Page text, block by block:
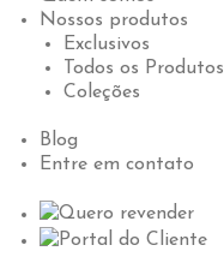
Nossos produtos
Exclusivos
Todos os Produtos
Coleções
Blog
Entre em contato
Quero revender
Portal do Cliente